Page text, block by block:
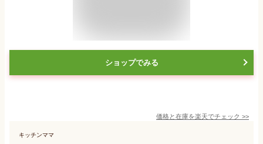
ショップでみる
価格と在庫を楽天でチェック >>
キッチンママ